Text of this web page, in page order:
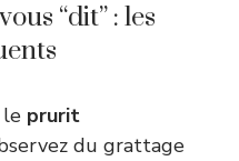
“dit” : les
le prurit
du grattage